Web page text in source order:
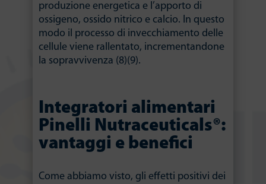
produzione energetica e l’apporto di
ossigeno, ossido nitrico e calcio. In questo
modo il processo di invecchiamento delle
cellule viene rallentato, incrementandone
la sopravvivenza (8)(9).
Integratori alimentari
Pinelli Nutraceuticals®:
vantaggi e benefici
Come abbiamo visto, gli effetti positivi dei